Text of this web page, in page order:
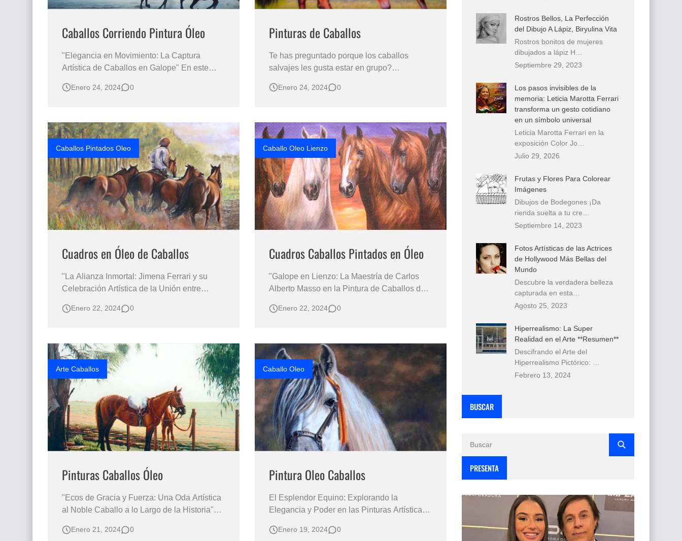
Caballos Corriendo Pintura Óleo
"Elegancia en Movimiento: La Captura
Artística de Caballos en Galope" En este
contemporáneo, donde el hiperrealismo
artificial. En este caso, nos sumergimos en la
visi…
Enero 24, 2024 0
Pinturas de Caballos
Te has preguntado porque los caballos
salvajes les gusta estar en grupo?
Caballos al Óleo Sobre Lienzo Caballos
Los caballos salvajes tienden a formar
grupos sociales por varias razon…
Enero 24, 2024 0
Caballos Pintados Oleo
Cuadros en Óleo de Caballos
"La Alianza Inmortal: Jimena Ferrari y su
Celebración Artística de la Unión entre
DE CABALLOS Caballos Pintados al Óleo
paisajes con caballos pinturas realistas al
Óleo…
Enero 22, 2024 0
Caballo Oleo Lienzo
Cuadros Caballos Pintados en Óleo
"Galope en Lienzo: La Maestría de Carlos
Alberto Masso en la Pintura de Caballos de
OLEO Pinturas de Caballos al Óleo Sobre
Óleo "Un Viaje de Belleza Ecuestre: Ex…
Enero 22, 2024 0
Arte Caballos
Pinturas Caballos Óleo
"Ecos de Gracia y Fuerza: Una Oda Artística
al Noble Caballo a lo Largo de la Historia"
Óleo de Caballos Árabes, salvajes, y Criollos
Enero 21, 2024 0
Caballo Oleo
Pintura Oleo Caballos
El Esplendor Equino: Explorando la
Elegancia y Poder en las Pinturas Artísticas
PINTURAS OLEO CABALLOS Caballos
Enero 19, 2024 0
Rostros Bellos, La Perfección
del Dibujo A Lápiz, Biryulina Vita
Rostros bonitos de mujeres
dibujados a lápiz H…
Septiembre 29, 2023
Los pasos invisibles de la
memoria: Leticia Marotta Ferrari
transforma un gesto cotidiano
en un símbolo universal
Leticia Marotta Ferrari en la
exposición Color Jo…
Julio 29, 2026
Frutas y Flores Para Colorear
Imágenes
Dibujos de Bodegones ¡Da
rienda suelta a tu cre…
Septiembre 14, 2023
Fotos Artísticas de las Actrices
de Hollywood Más Bellas del
Mundo
Descubre la verdadera belleza
capturada en esta…
Agosto 25, 2023
Hiperrealismo: La Super
Realidad en el Arte **Resumen**
Descifrando el Arte del
Hiperrealismo Pictórico: …
Febrero 13, 2024
BUSCAR
PRESENTA